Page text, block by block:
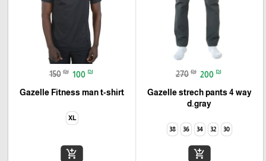
270 ₪ 200 ₪
Gazelle strech pants 4 way
d.gray
30
32
34
36
38
add_shopping_cart
150 ₪ 100 ₪
Gazelle Fitness man t-shirt
XL
add_shopping_cart